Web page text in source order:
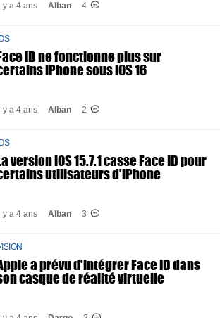
Il y a 4 ans Alban 4
ID ne fonctionne plus sur
iPhone sous iOS 16
Il y a 4 ans Alban 2
version iOS 15.7.1 casse Face ID pour
utilisateurs d'iPhone
Il y a 4 ans Alban 3
a prévu d'intégrer Face ID dans
casque de réalité virtuelle